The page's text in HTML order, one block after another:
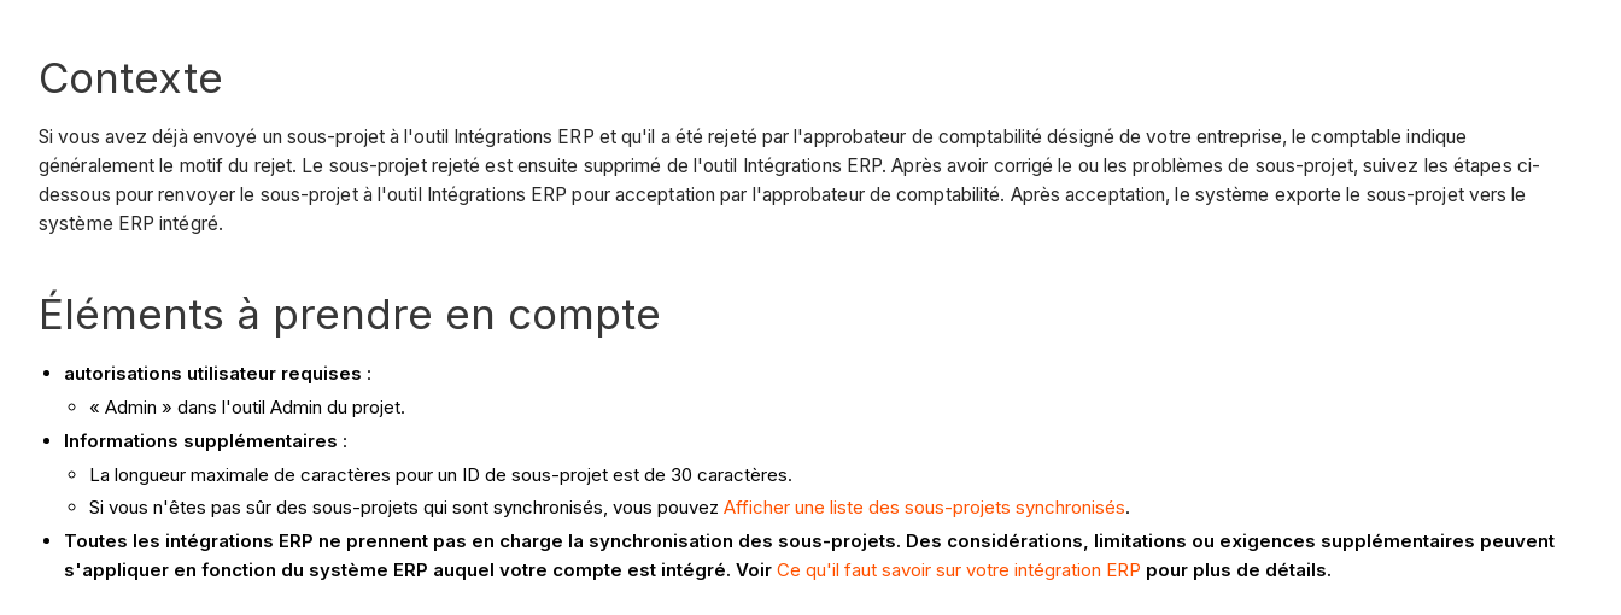
Contexte
Si vous avez déjà envoyé un sous-projet à l'outil Intégrations ERP et qu'il a été rejeté par l'approbateur de comptabilité désigné de votre entreprise, le comptable indique
généralement le motif du rejet. Le sous-projet rejeté est ensuite supprimé de l'outil Intégrations ERP. Après avoir corrigé le ou les problèmes de sous-projet, suivez les étapes ci-
dessous pour renvoyer le sous-projet à l'outil Intégrations ERP pour acceptation par l'approbateur de comptabilité. Après acceptation, le système exporte le sous-projet vers le
système ERP intégré.
Éléments à prendre en compte
autorisations utilisateur requises :
« Admin » dans l'outil Admin du projet.
Informations supplémentaires :
La longueur maximale de caractères pour un ID de sous-projet est de 30 caractères.
Si vous n'êtes pas sûr des sous-projets qui sont synchronisés, vous pouvez Afficher une liste des sous-projets synchronisés.
Toutes les intégrations ERP ne prennent pas en charge la synchronisation des sous-projets. Des considérations, limitations ou exigences supplémentaires peuvent
s'appliquer en fonction du système ERP auquel votre compte est intégré. Voir Ce qu'il faut savoir sur votre intégration ERP pour plus de détails.